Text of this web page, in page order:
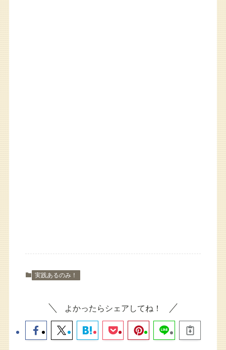
実践あるのみ！
よかったらシェアしてね！